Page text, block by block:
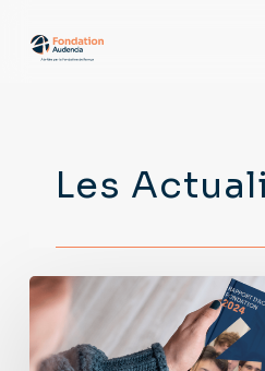
Les
La
Fondation
Audencia